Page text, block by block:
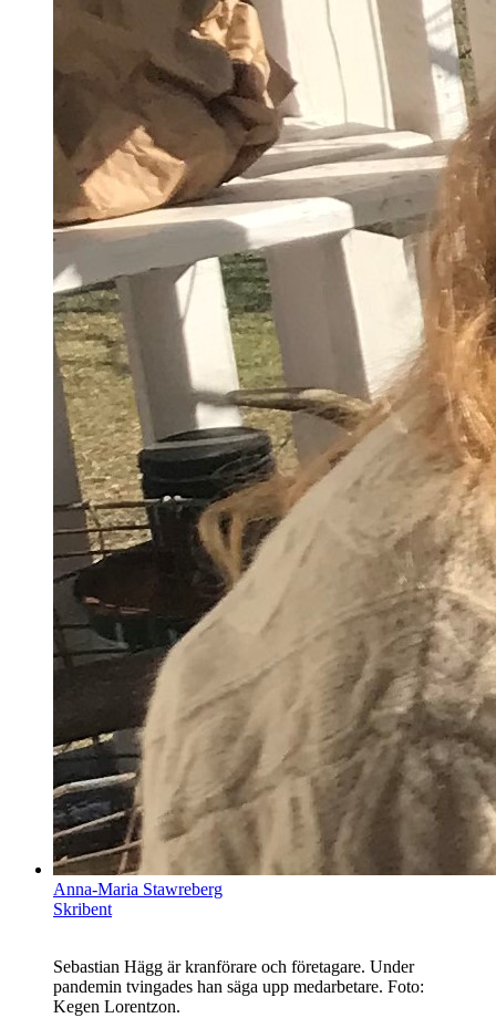
Anna-Maria Stawreberg
Skribent
Sebastian Hägg är kranförare och företagare. Under
pandemin tvingades han säga upp medarbetare. Foto:
Kegen Lorentzon.